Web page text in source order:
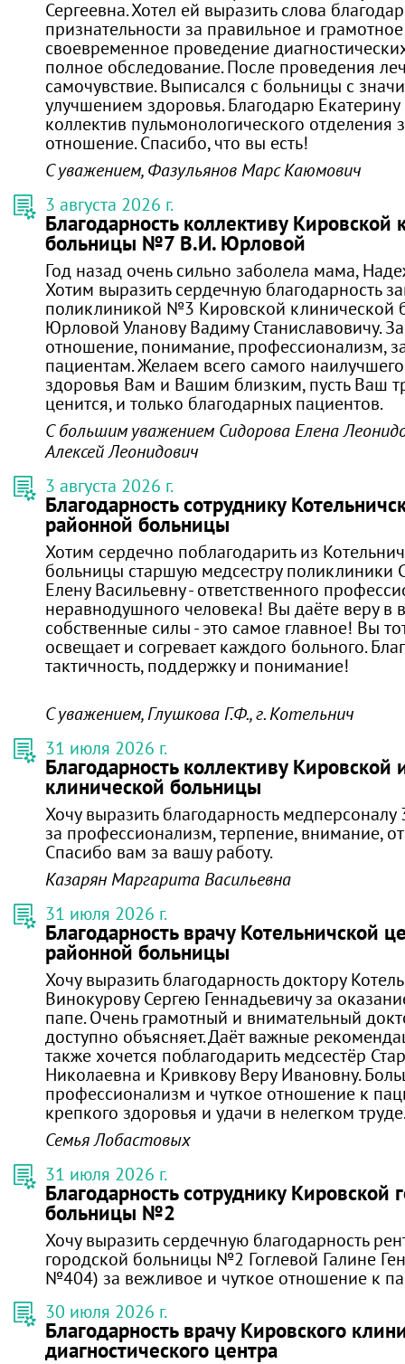
Сергеевна. Хотел ей выразить слова
признательности за правильное и
своевременное проведение
полное обследование. После проведения
самочувствие. Выписался с больницы с
улучшением здоровья. Благодарю Екатерину
коллектив пульмонологического отделения
отношение. Спасибо, что вы есть!
С уважением, Фазульянов Марс Каюмович
3 августа 2026 г.
Благодарность коллективу Кировской
больницы №7 В.И. Юрловой
Год назад очень сильно заболела мама,
Хотим выразить сердечную благодарность
поликлиникой №3 Кировской
Юрловой Уланову Вадиму Станиславовичу.
отношение, понимание, профессионализм,
пациентам. Желаем всего самого
здоровья Вам и Вашим близким, пусть Ваш
ценится, и только благодарных пациентов.
С большим уважением Сидорова Елена
Алексей Леонидович
3 августа 2026 г.
Благодарность сотруднику
районной больницы
Хотим сердечно поблагодарить из
больницы старшую медсестру поликлиники
Елену Васильевну - ответственного
неравнодушного человека! Вы даёте веру в
собственные силы - это самое главное! Вы
освещает и согревает каждого больного.
тактичность, поддержку и понимание!
С уважением, Глушкова Г.Ф., г. Котельнич
31 июля 2026 г.
Благодарность коллективу
клинической больницы
Хочу выразить благодарность
за профессионализм, терпение, внимание,
Спасибо вам за вашу работу.
Казарян Маргарита Васильевна
31 июля 2026 г.
Благодарность врачу Котельничской
районной больницы
Хочу выразить благодарность доктору
Винокурову Сергею Геннадьевичу за
папе. Очень грамотный и внимательный
доступно объясняет. Даёт важные
также хочется поблагодарить медсестёр
Николаевна и Кривкову Веру Ивановну.
профессионализм и чуткое отношение к
крепкого здоровья и удачи в нелегком
Семья Лобастовых
31 июля 2026 г.
Благодарность сотруднику Кировской
больницы №2
Хочу выразить сердечную благодарность
городской больницы №2 Гоглевой Галине
№404) за вежливое и чуткое отношение к
30 июля 2026 г.
Благодарность врачу Кировского
диагностического центра